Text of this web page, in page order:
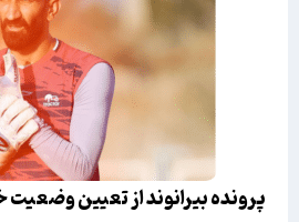
پرونده بیرانوند از تعیین وضعیت